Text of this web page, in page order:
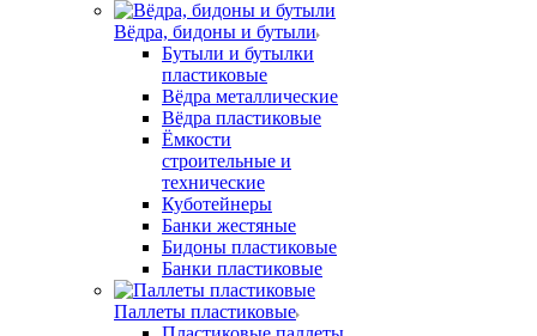
Вёдра, бидоны и бутыли
Бутыли и бутылки
пластиковые
Вёдра металлические
Вёдра пластиковые
Ёмкости
строительные и
технические
Куботейнеры
Банки жестяные
Бидоны пластиковые
Банки пластиковые
Паллеты пластиковые